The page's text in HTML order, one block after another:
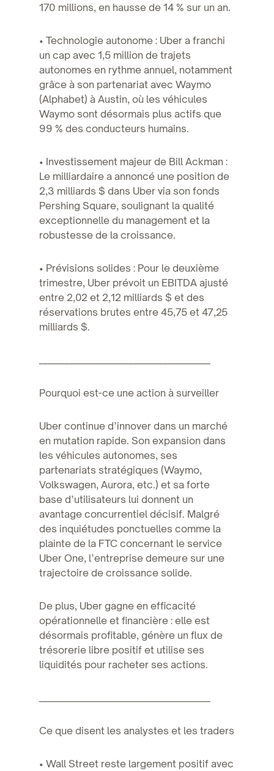
170 millions, en hausse de 14 % sur un an.
• Technologie autonome : Uber a franchi
un cap avec 1,5 million de trajets
autonomes en rythme annuel, notamment
grâce à son partenariat avec Waymo
(Alphabet) à Austin, où les véhicules
Waymo sont désormais plus actifs que
99 % des conducteurs humains.
• Investissement majeur de Bill Ackman :
Le milliardaire a annoncé une position de
2,3 milliards $ dans Uber via son fonds
Pershing Square, soulignant la qualité
exceptionnelle du management et la
robustesse de la croissance.
• Prévisions solides : Pour le deuxième
trimestre, Uber prévoit un EBITDA ajusté
entre 2,02 et 2,12 milliards $ et des
réservations brutes entre 45,75 et 47,25
milliards $.
Pourquoi est-ce une action à surveiller
Uber continue d’innover dans un marché
en mutation rapide. Son expansion dans
les véhicules autonomes, ses
partenariats stratégiques (Waymo,
Volkswagen, Aurora, etc.) et sa forte
base d’utilisateurs lui donnent un
avantage concurrentiel décisif. Malgré
des inquiétudes ponctuelles comme la
plainte de la FTC concernant le service
Uber One, l’entreprise demeure sur une
trajectoire de croissance solide.
De plus, Uber gagne en efficacité
opérationnelle et financière : elle est
désormais profitable, génère un flux de
trésorerie libre positif et utilise ses
liquidités pour racheter ses actions.
Ce que disent les analystes et les traders
• Wall Street reste largement positif avec